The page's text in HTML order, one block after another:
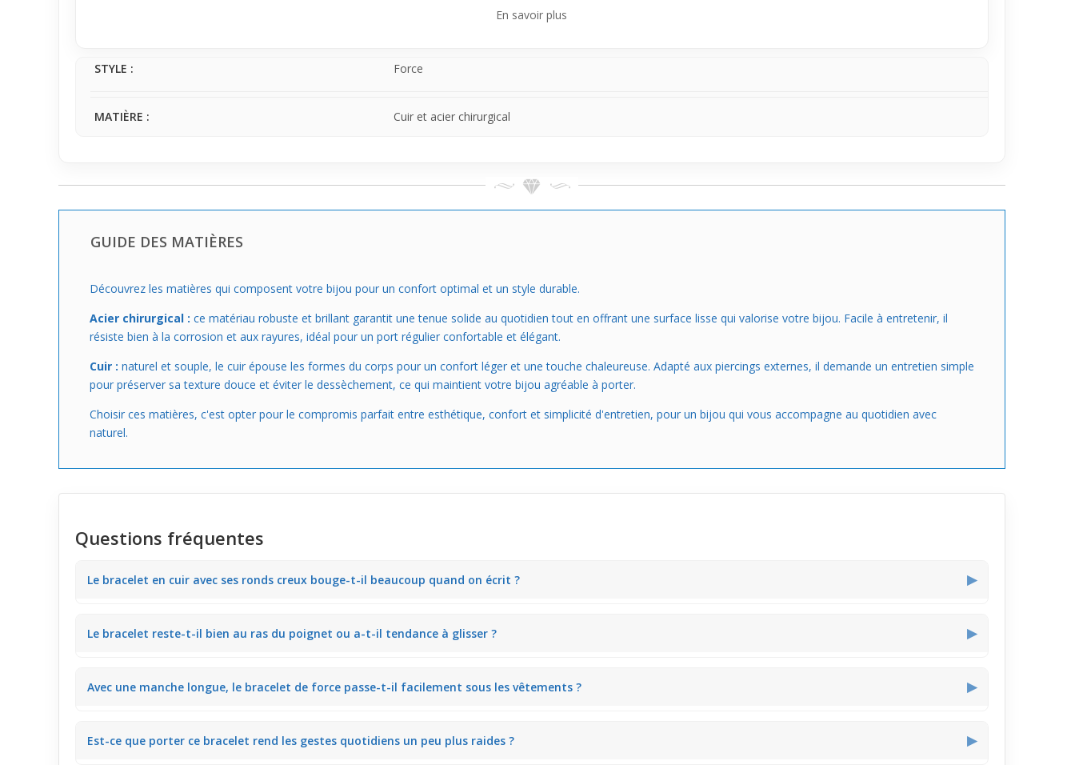
En savoir plus
STYLE : Force
MATIÈRE : Cuir et acier chirurgical
GUIDE DES MATIÈRES
Découvrez les matières qui composent votre bijou pour un confort optimal et un style durable.
Acier chirurgical : ce matériau robuste et brillant garantit une tenue solide au quotidien tout en offrant une surface lisse qui valorise votre bijou. Facile à entretenir, il
résiste bien à la corrosion et aux rayures, idéal pour un port régulier confortable et élégant.
Cuir : naturel et souple, le cuir épouse les formes du corps pour un confort léger et une touche chaleureuse. Adapté aux piercings externes, il demande un entretien simple
pour préserver sa texture douce et éviter le dessèchement, ce qui maintient votre bijou agréable à porter.
Choisir ces matières, c'est opter pour le compromis parfait entre esthétique, confort et simplicité d'entretien, pour un bijou qui vous accompagne au quotidien avec
naturel.
Questions fréquentes
Le bracelet en cuir avec ses ronds creux bouge-t-il beaucoup quand on écrit ? ▶
gêner les mouvements du poignet.
Le bracelet reste-t-il bien au ras du poignet ou a-t-il tendance à glisser ? ▶
verre ou un téléphone.
Avec une manche longue, le bracelet de force passe-t-il facilement sous les vêtements ? ▶
ou une veste le laisse bien visible sans le coincer.
Est-ce que porter ce bracelet rend les gestes quotidiens un peu plus raides ? ▶